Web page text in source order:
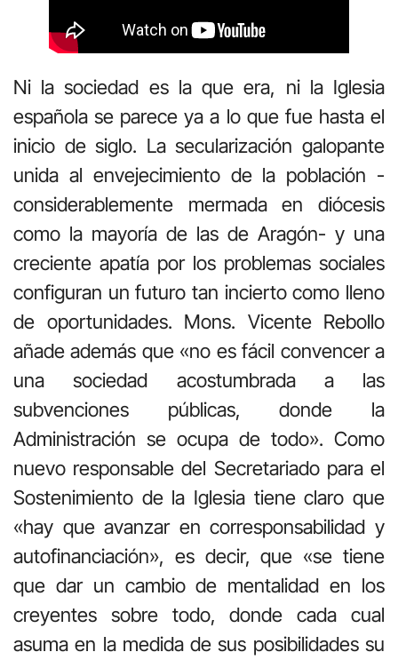
Ni la sociedad es la que era, ni la Iglesia
española se parece ya a lo que fue hasta el
inicio de siglo. La secularización galopante
unida al envejecimiento de la población -
considerablemente mermada en diócesis
como la mayoría de las de Aragón- y una
creciente apatía por los problemas sociales
configuran un futuro tan incierto como lleno
de oportunidades. Mons. Vicente Rebollo
añade además que «no es fácil convencer a
una sociedad acostumbrada a las
subvenciones públicas, donde la
Administración se ocupa de todo». Como
nuevo responsable del Secretariado para el
Sostenimiento de la Iglesia tiene claro que
«hay que avanzar en corresponsabilidad y
autofinanciación», es decir, que «se tiene
que dar un cambio de mentalidad en los
creyentes sobre todo, donde cada cual
asuma en la medida de sus posibilidades su